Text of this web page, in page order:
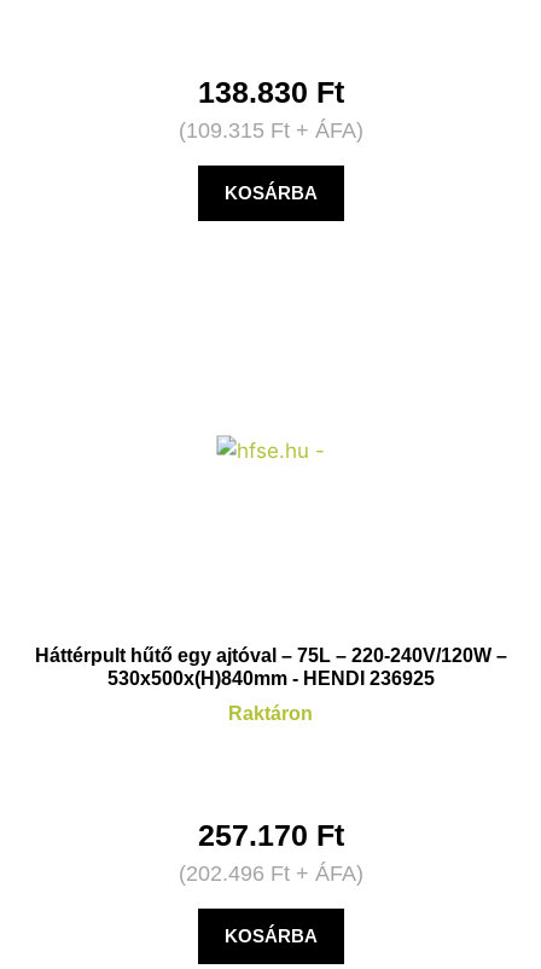
138.830 Ft
(109.315 Ft+ ÁFA)
KOSÁRBA
Háttérpult hűtő egy ajtóval – 75L – 220-240V/120W –
530x500x(H)840mm - HENDI 236925
Raktáron
257.170 Ft
(202.496 Ft+ ÁFA)
KOSÁRBA